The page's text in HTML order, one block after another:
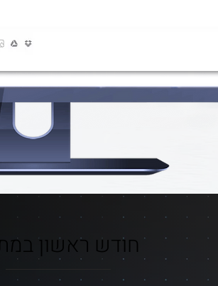
חודש ראשון